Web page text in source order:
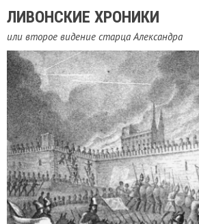
ЛИВОНСКИЕ ХРОНИКИ
или второе видение старца Александра